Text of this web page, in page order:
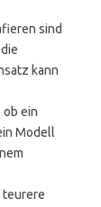
sind
kann
ein
Modell
teurere